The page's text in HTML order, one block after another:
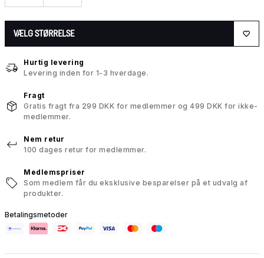
VÆLG STØRRELSE
Hurtig levering
Levering inden for 1-3 hverdage.
Fragt
Gratis fragt fra 299 DKK for medlemmer og 499 DKK for ikke-
medlemmer.
Nem retur
100 dages retur for medlemmer.
Medlemspriser
Som medlem får du eksklusive besparelser på et udvalg af
produkter.
Betalingsmetoder